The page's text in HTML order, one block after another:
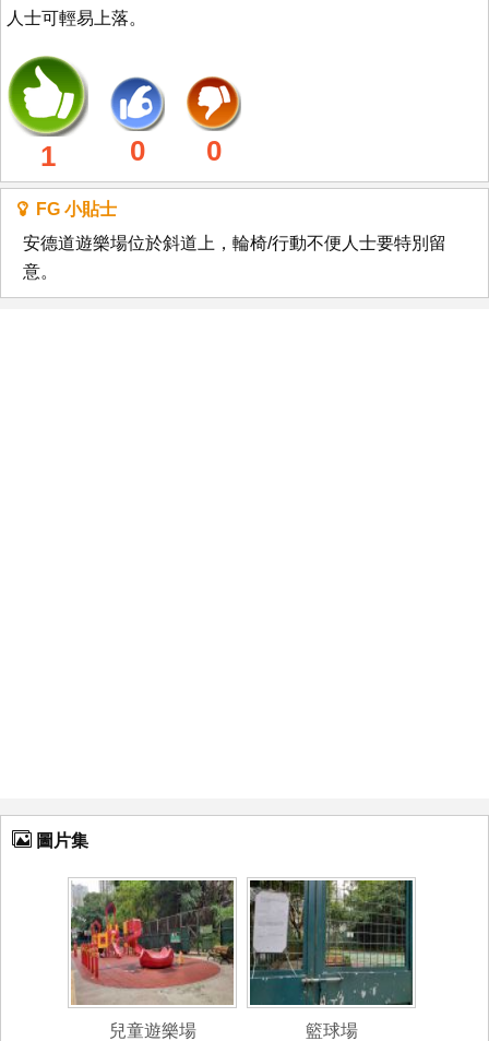
人士可輕易上落。
1 0 0
FG 小貼士
安德道遊樂場位於斜道上，輪椅/行動不便人士要特別留
意。
圖片集
兒童遊樂場 籃球場